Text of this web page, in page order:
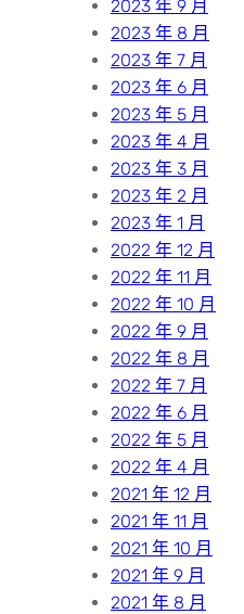
2023 年 9 月
2023 年 8 月
2023 年 7 月
2023 年 6 月
2023 年 5 月
2023 年 4 月
2023 年 3 月
2023 年 2 月
2023 年 1 月
2022 年 12 月
2022 年 11 月
2022 年 10 月
2022 年 9 月
2022 年 8 月
2022 年 7 月
2022 年 6 月
2022 年 5 月
2022 年 4 月
2021 年 12 月
2021 年 11 月
2021 年 10 月
2021 年 9 月
2021 年 8 月